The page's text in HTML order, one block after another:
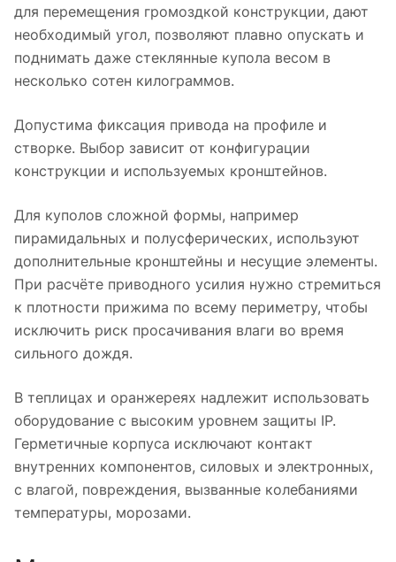
для перемещения громоздкой конструкции, дают
необходимый угол, позволяют плавно опускать и
поднимать даже стеклянные купола весом в
несколько сотен килограммов.
Допустима фиксация привода на профиле и
створке. Выбор зависит от конфигурации
конструкции и используемых кронштейнов.
Для куполов сложной формы, например
пирамидальных и полусферических, используют
дополнительные кронштейны и несущие элементы.
При расчёте приводного усилия нужно стремиться
к плотности прижима по всему периметру, чтобы
исключить риск просачивания влаги во время
сильного дождя.
В теплицах и оранжереях надлежит использовать
оборудование с высоким уровнем защиты IP.
Герметичные корпуса исключают контакт
внутренних компонентов, силовых и электронных,
с влагой, повреждения, вызванные колебаниями
температуры, морозами.